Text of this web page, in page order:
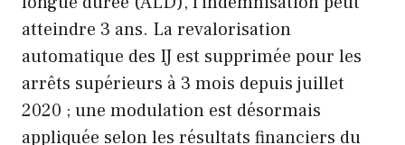
atteindre 3 ans. La revalorisation
automatique des IJ est supprimée pour les
arrêts supérieurs à 3 mois depuis juillet
2020 ; une modulation est désormais
appliquée selon les résultats financiers du